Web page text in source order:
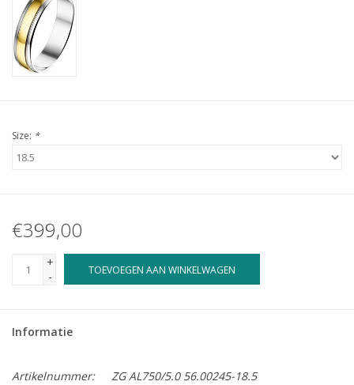
Size: *
€399,00
+
-
TOEVOEGEN AAN WINKELWAGEN
Informatie
Artikelnummer:
ZG AL750/5.0 56.00245-18.5